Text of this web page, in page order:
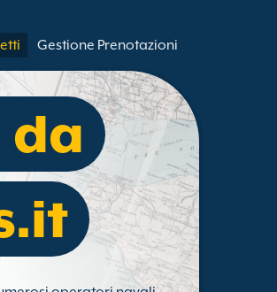
Gestione Prenotazioni
da